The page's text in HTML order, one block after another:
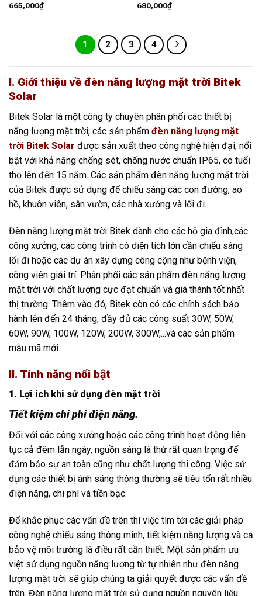
665,000₫
680,000₫
1 2 3 4
I. Giới thiệu về đèn năng lượng mặt trời Bitek
Solar
Bitek Solar là một công ty chuyên phân phối các thiết bị
năng lượng mặt trời, các sản phẩm đèn năng lượng mặt
trời Bitek Solar được sản xuất theo công nghệ hiện đại, nổi
bật với khả năng chống sét, chống nước chuẩn IP65, có tuổi
thọ lên đến 15 năm. Các sản phẩm đèn năng lượng mặt trời
của Bitek được sử dụng để chiếu sáng các con đường, ao
hồ, khuôn viên, sân vườn, các nhà xưởng và lối đi.
Đèn năng lượng mặt trời Bitek dành cho các hộ gia đình,các
công xưởng, các công trình có diện tích lớn cần chiếu sáng
lối đi hoặc các dự án xây dựng công cộng như bệnh viện,
công viên giải trí. Phân phối các sản phẩm đèn năng lượng
mặt trời với chất lượng cực đạt chuẩn và giá thành tốt nhất
thị trường. Thêm vào đó, Bitek còn có các chính sách bảo
hành lên đến 24 tháng, đầy đủ các công suất 30W, 50W,
60W, 90W, 100W, 120W, 200W, 300W,...và các sản phẩm
mẫu mã mới.
II. Tính năng nổi bật
1. Lợi ích khi sử dụng đèn mặt trời
Tiết kiệm chi phí điện năng.
Đối với các công xưởng hoặc các công trình hoạt động liên
tục cả đêm lẫn ngày, nguồn sáng là thứ rất quan trọng để
đảm bảo sự an toàn cũng như chất lượng thi công. Việc sử
dụng các thiết bị ánh sáng thông thường sẽ tiêu tốn rất nhiều
điện năng, chi phí và tiền bạc.
Để khắc phục các vấn đề trên thì việc tìm tới các giải pháp
công nghệ chiếu sáng thông minh, tiết kiệm năng lượng và cả
bảo vệ môi trường là điều rất cần thiết. Một sản phẩm ưu
việt sử dụng nguồn năng lượng từ tự nhiên như đèn năng
lượng mặt trời sẽ giúp chúng ta giải quyết được các vấn đề
trên. Đèn năng lượng mặt trời sử dụng nguồn nguyên liệu